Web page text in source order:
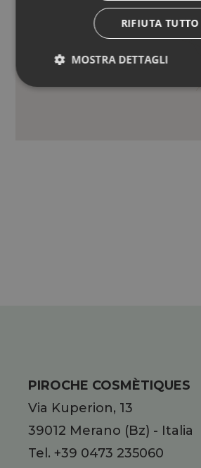
ESTRATTO DI ORTICA
PIROCHE COSMÈTIQUES
Via Kuperion, 13
39012 Merano (Bz) - Italia
Tel.+39 0473 235060
RIFIUTA TUTTO
MOSTRA DETTAGLI